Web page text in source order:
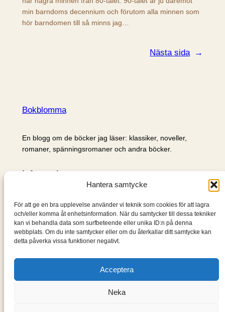
Hantera samtycke
För att ge en bra upplevelse använder vi teknik som cookies för att lagra
och/eller komma åt enhetsinformation. När du samtycker till dessa tekniker
kan vi behandla data som surfbeteende eller unika ID:n på denna
webbplats. Om du inte samtycker eller om du återkallar ditt samtycke kan
detta påverka vissa funktioner negativt.
Acceptera
Neka
min barndoms decennium och förutom alla minnen som
hör barndomen till så minns jag…
Nästa sida →
Bokblomma
En blogg om de böcker jag läser: klassiker, noveller,
romaner, spänningsromaner och andra böcker.
Information
Om mig & om bloggen
S
ö
k